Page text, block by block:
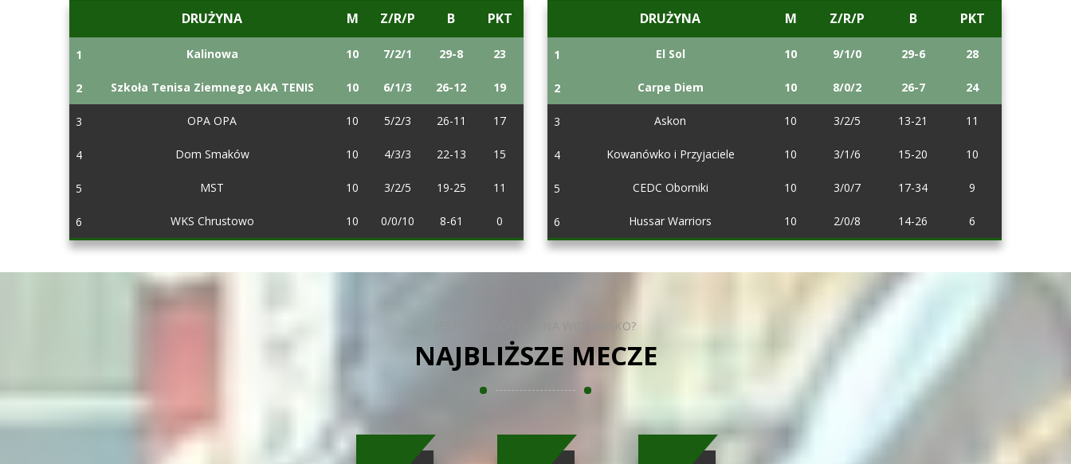
DRUŻYNA M Z/R/P B PKT
1 Kalinowa 10 7/2/1 29-8 23
2 Szkoła Tenisa Ziemnego AKA TENIS 10 6/1/3 26-12 19
3 OPA OPA 10 5/2/3 26-11 17
4 Dom Smaków 10 4/3/3 22-13 15
5 MST 10 3/2/5 19-25 11
6 WKS Chrustowo 10 0/0/10 8-61 0
DRUŻYNA M Z/R/P B PKT
1 El Sol 10 9/1/0 29-6 28
2 Carpe Diem 10 8/0/2 26-7 24
3 Askon 10 3/2/5 13-21 11
4 Kowanówko i Przyjaciele 10 3/1/6 15-20 10
5 CEDC Oborniki 10 3/0/7 17-34 9
6 Hussar Warriors 10 2/0/8 14-26 6
JESTEŚCIE GOTOWI NA WIDOWISKO?
NAJBLIŻSZE MECZE